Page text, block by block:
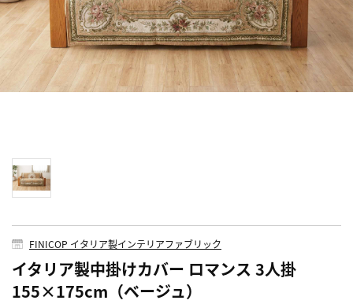
FINICOP イタリア製インテリアファブリック
イタリア製中掛けカバー ロマンス 3人掛
155×175cm（ベージュ）